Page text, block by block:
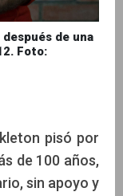
de una
Foto:
pisó por
de 100 años,
sin apoyo y